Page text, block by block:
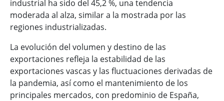
industrial ha sido del 45,2 %, una tendencia
moderada al alza, similar a la mostrada por las
regiones industrializadas.
La evolución del volumen y destino de las
exportaciones refleja la estabilidad de las
exportaciones vascas y las fluctuaciones derivadas de
la pandemia, así como el mantenimiento de los
principales mercados, con predominio de España,